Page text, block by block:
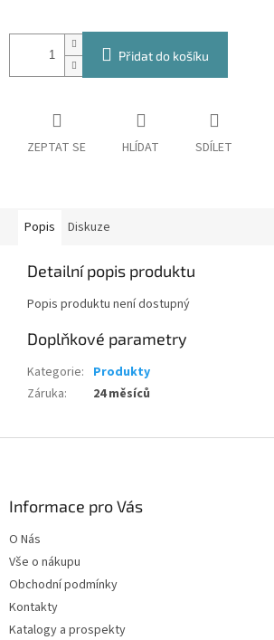
Přidat do košíku
ZEPTAT SE HLÍDAT SDÍLET
Popis Diskuze
Detailní popis produktu
Popis produktu není dostupný
Doplňkové parametry
Kategorie: Produkty
Záruka: 24 měsíců
Informace pro Vás
O Nás
Vše o nákupu
Obchodní podmínky
Kontakty
Katalogy a prospekty